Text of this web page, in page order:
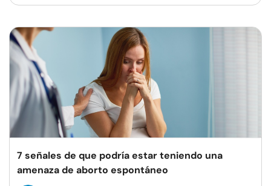
7 señales de que podría estar teniendo una
amenaza de aborto espontáneo